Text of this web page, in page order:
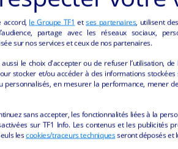
"AUTRES" DE LA
accord, le Groupe TF1 etses partenaires, utilisent
partage avec les réseaux sociaux,
sur nos services et ceux de nos partenaires.
aussi le choix d'accepter ou de refuser l’utilisation,
stocker et/ou accéder à des informations
personnalisés, en mesurer la performance, mener
sans accepter, les fonctionnalités liées à la
sur TF1 Info. Les contenus et les publicités
lescookies/traceurs techniquesseront déposés et